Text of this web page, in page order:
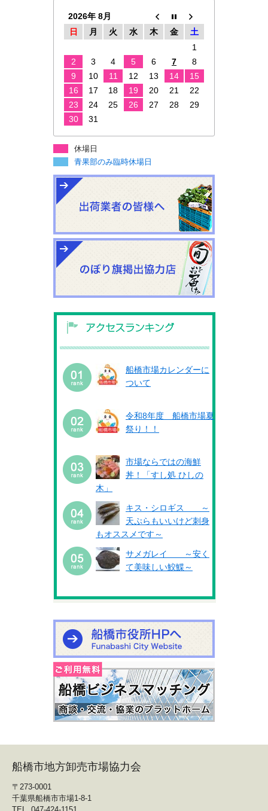
2026年 8月
日
月 火 水 木 金
土
1
2
3 4 5 6 7
8
9
10 11 12 13 14
15
16
17 18 19 20 21
22
23
24 25 26 27 28
29
30
31
休場日
青果部のみ臨時休場日
船橋市場カレンダーに
ついて
令和8年度 船橋市場夏
祭り！！
市場ならではの海鮮
丼！「すし処 ひしの
木」
キス・シロギス ～
天ぷらもいいけど刺身
もオススメです～
サメガレイ ～安く
て美味しい鮫鰈～
船橋市地方卸売市場協力会
〒273-0001
千葉県船橋市市場1-8-1